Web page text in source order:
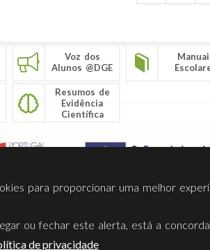
Voz dos
Alunos @DGE
Resumos de
Evidência
Científica
Privacidade Termos Utilização
para proporcionar uma melhor
ou fechar este alerta, está a
de privacidade